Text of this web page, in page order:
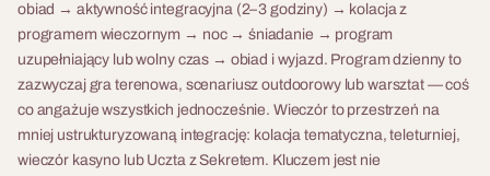
obiad → aktywność integracyjna (2–3 godziny) → kolacja z
programem wieczornym → noc → śniadanie → program
uzupełniający lub wolny czas → obiad i wyjazd. Program dzienny to
zazwyczaj gra terenowa, scenariusz outdoorowy lub warsztat — coś
co angażuje wszystkich jednocześnie. Wieczór to przestrzeń na
mniej ustrukturyzowaną integrację: kolacja tematyczna, teleturniej,
wieczór kasyno lub Uczta z Sekretem. Kluczem jest nie